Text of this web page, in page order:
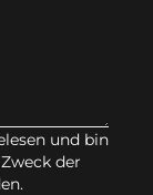
und bin
der